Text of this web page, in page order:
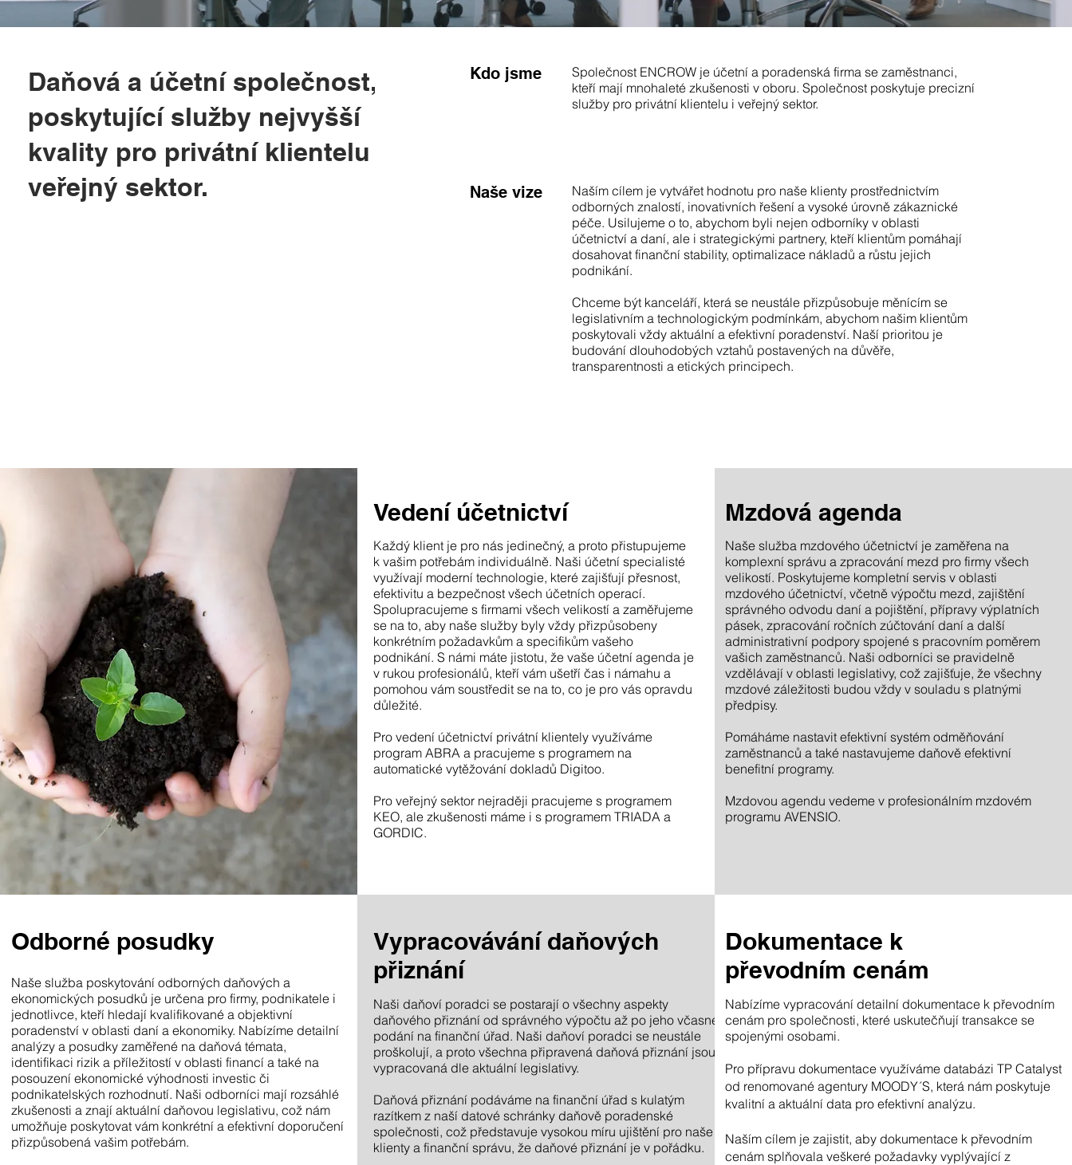
Daňová a účetní společnost,
poskytující služby nejvyšší
kvality pro privátní klientelu i
veřejný sektor.
Kdo jsme
Společnost ENCROW je účetní a poradenská firma se zaměstnanci,
kteří mají mnohaleté zkušenosti v oboru. Společnost poskytuje precizní
služby pro privátní klientelu i veřejný sektor.
Naše vize
Naším cílem je vytvářet hodnotu pro naše klienty prostřednictvím
odborných znalostí, inovativních řešení a vysoké úrovně zákaznické
péče. Usilujeme o to, abychom byli nejen odborníky v oblasti
účetnictví a daní, ale i strategickými partnery, kteří klientům pomáhají
dosahovat finanční stability, optimalizace nákladů a růstu jejich
podnikání.
​Chceme být kanceláří, která se neustále přizpůsobuje měnícím se
legislativním a technologickým podmínkám, abychom našim klientům
poskytovali vždy aktuální a efektivní poradenství. Naší prioritou je
budování dlouhodobých vztahů postavených na důvěře,
transparentnosti a etických principech.
Vedení účetnictví
Každý klient je pro nás jedinečný, a proto přistupujeme
k vašim potřebám individuálně. Naši účetní specialisté
využívají moderní technologie, které zajišťují přesnost,
efektivitu a bezpečnost všech účetních operací.
Spolupracujeme s firmami všech velikostí a zaměřujeme
se na to, aby naše služby byly vždy přizpůsobeny
konkrétním požadavkům a specifikům vašeho
podnikání. S námi máte jistotu, že vaše účetní agenda je
v rukou profesionálů, kteří vám ušetří čas i námahu a
pomohou vám soustředit se na to, co je pro vás opravdu
důležité.
Pro vedení účetnictví privátní klientely využíváme
program ABRA a pracujeme s programem na
automatické vytěžování dokladů Digitoo.
Pro veřejný sektor nejraději pracujeme s programem
KEO, ale zkušenosti máme i s programem TRIADA a
GORDIC.
Mzdová agenda
Naše služba mzdového účetnictví je zaměřena na
komplexní správu a zpracování mezd pro firmy všech
velikostí. Poskytujeme kompletní servis v oblasti
mzdového účetnictví, včetně výpočtu mezd, zajištění
správného odvodu daní a pojištění, přípravy výplatních
pásek, zpracování ročních zúčtování daní a další
administrativní podpory spojené s pracovním poměrem
vašich zaměstnanců. Naši odborníci se pravidelně
vzdělávají v oblasti legislativy, což zajišťuje, že všechny
mzdové záležitosti budou vždy v souladu s platnými
předpisy.
Pomáháme nastavit efektivní systém odměňování
zaměstnanců a také nastavujeme daňově efektivní
benefitní programy.
Mzdovou agendu vedeme v profesionálním mzdovém
programu AVENSIO.
Odborné posudky
Naše služba poskytování odborných daňových a
ekonomických posudků je určena pro firmy, podnikatele i
jednotlivce, kteří hledají kvalifikované a objektivní
poradenství v oblasti daní a ekonomiky. Nabízíme detailní
analýzy a posudky zaměřené na daňová témata,
identifikaci rizik a příležitostí v oblasti financí a také na
posouzení ekonomické výhodnosti investic či
podnikatelských rozhodnutí. Naši odborníci mají rozsáhlé
zkušenosti a znají aktuální daňovou legislativu, což nám
umožňuje poskytovat vám konkrétní a efektivní doporučení
přizpůsobená vašim potřebám.
Vypracovávání daňových
přiznání
Naši daňoví poradci se postarají o všechny aspekty
daňového přiznání od správného výpočtu až po jeho včasné
podání na finanční úřad. Naši daňoví poradci se neustále
proškolují, a proto všechna připravená daňová přiznání jsou
vypracovaná dle aktuální legislativy.
Daňová přiznání podáváme na finanční úřad s kulatým
razítkem z naší datové schránky daňově poradenské
společnosti, což představuje vysokou míru ujištění pro naše
klienty a finanční správu, že daňové přiznání je v pořádku.
Dokumentace k
převodním cenám
Nabízíme vypracování detailní dokumentace k převodním
cenám pro společnosti, které uskutečňují transakce se
spojenými osobami.
Pro přípravu dokumentace využíváme databázi TP Catalyst
od renomované agentury MOODY´S, která nám poskytuje
kvalitní a aktuální data pro efektivní analýzu.
Naším cílem je zajistit, aby dokumentace k převodním
cenám splňovala veškeré požadavky vyplývající z